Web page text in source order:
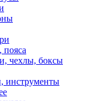
пояса
чехлы, боксы
инструменты